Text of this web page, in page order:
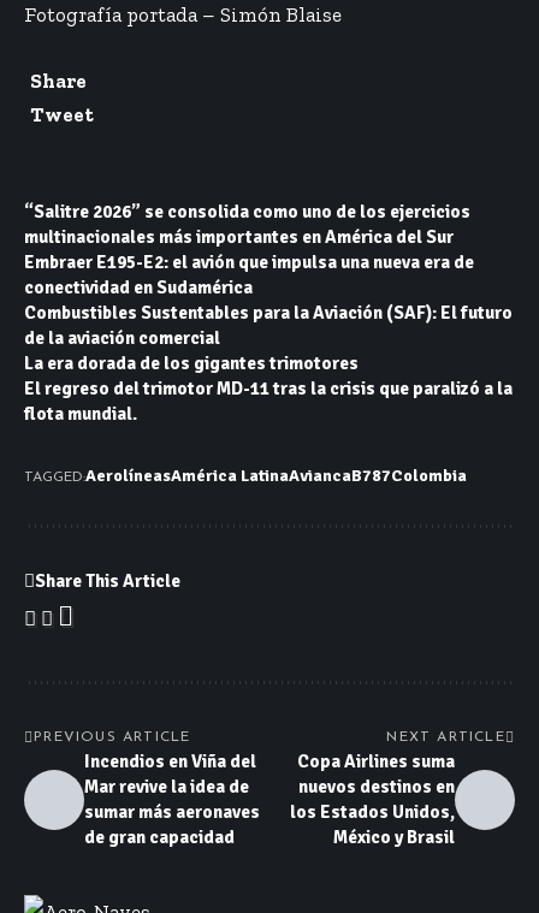
Fotografía portada – Simón Blaise
Share
Tweet
“Salitre 2026” se consolida como uno de los ejercicios
multinacionales más importantes en América del Sur
Embraer E195-E2: el avión que impulsa una nueva era de
conectividad en Sudamérica
Combustibles Sustentables para la Aviación (SAF): El futuro
de la aviación comercial
La era dorada de los gigantes trimotores
El regreso del trimotor MD-11 tras la crisis que paralizó a la
flota mundial.
TAGGED:AerolíneasAmérica LatinaAviancaB787Colombia
Share This Article
PREVIOUS ARTICLE
Incendios en Viña del
Mar revive la idea de
sumar más aeronaves
de gran capacidad
NEXT ARTICLE
Copa Airlines suma
nuevos destinos en
los Estados Unidos,
México y Brasil